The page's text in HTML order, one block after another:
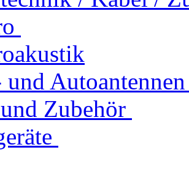
Autoantennen
Zubehör